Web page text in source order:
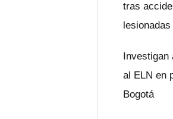
tras
lesionadas
al ELN en
Bogotá